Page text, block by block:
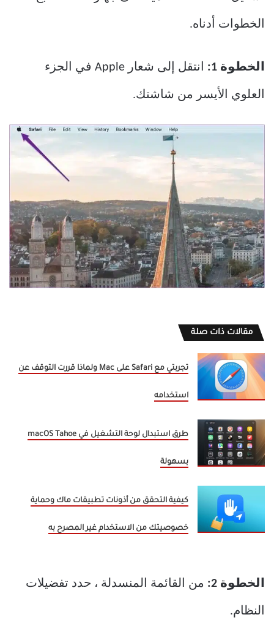
الخطوات أدناه.
الخطوة 1: انتقل إلى شعار Apple في الجزء
العلوي الأيسر من شاشتك.
مقالات ذات صلة
تجربتي مع Safari على Mac ولماذا قررت التوقف عن
استخدامه
طرق استبدال لوحة التشغيل في macOS Tahoe
بسهولة
كيفية التحقق من أذونات تطبيقات ماك وحماية
خصوصيتك من الاستخدام غير المصرح به
الخطوة 2: من القائمة المنسدلة ، حدد تفضيلات
النظام.